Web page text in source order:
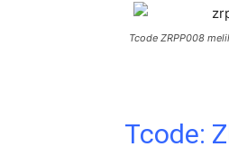
Tcode ZRPP008
Tcode: